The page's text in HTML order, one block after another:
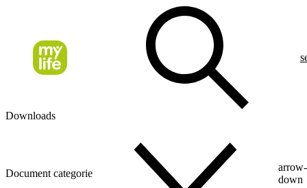
Downloads
Document categorie
arrow-
down